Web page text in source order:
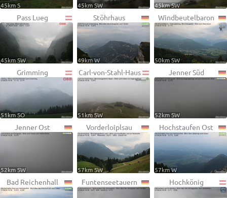
45km S 45km SW 45km SW
Pass Lueg
45km SW
Stöhrhaus
49km W
Windbeutelbaron
50km SW
Grimming
51km SO
Carl-von-Stahl-Haus
51km SW
Jenner Süd
52km SW
Jenner Ost
52km SW
Vorderloiplsau
57km SW
Hochstaufen Ost
57km W
Bad Reichenhall Funtenseetauern Hochkönig